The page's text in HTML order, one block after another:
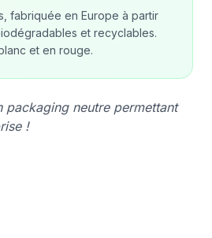
fabriquée en Europe à partir
et recyclables.
et en rouge.
packaging neutre permettant
!